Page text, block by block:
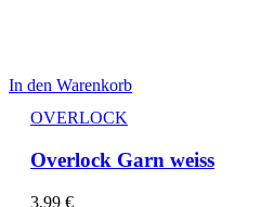
In den Warenkorb
OVERLOCK
Overlock Garn weiss
3,99 €